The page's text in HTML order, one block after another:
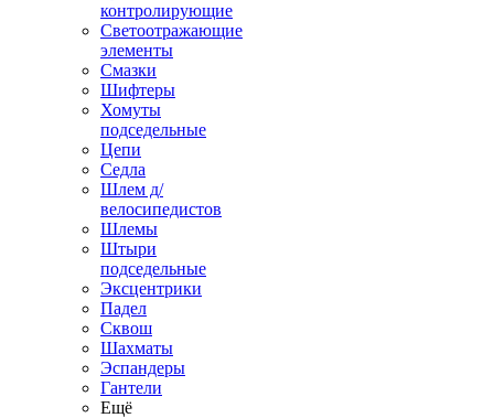
контролирующие
Светоотражающие
элементы
Смазки
Шифтеры
Хомуты
подседельные
Цепи
Седла
Шлем д/
велосипедистов
Шлемы
Штыри
подседельные
Эксцентрики
Падел
Сквош
Шахматы
Эспандеры
Гантели
Ещё